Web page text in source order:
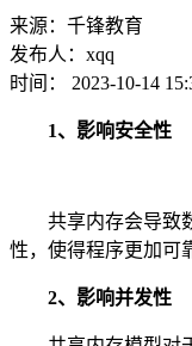
来源：千锋教育
发布人：xqq
时间： 2023-10-14
1、影响安全性
共享内存会导致
性，使得程序更加可
2、影响并发性